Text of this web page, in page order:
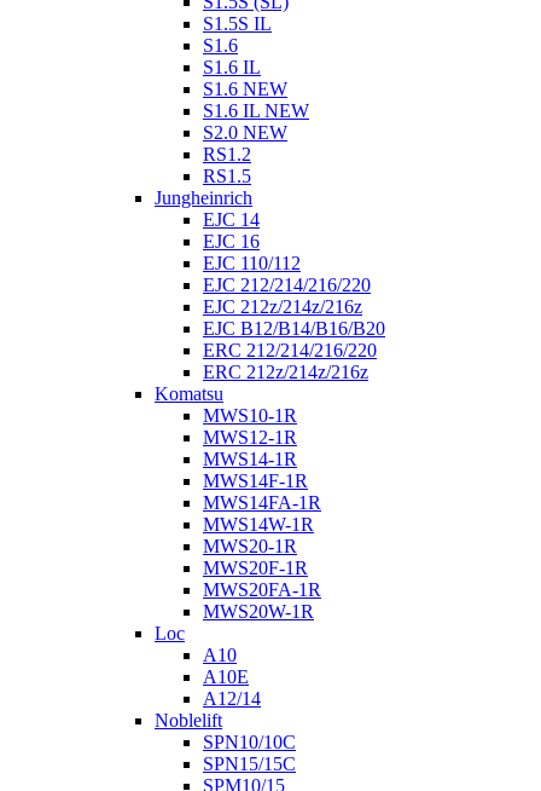
S1.5S IL
S1.6
S1.6 IL
S1.6 NEW
S1.6 IL NEW
S2.0 NEW
RS1.2
RS1.5
Jungheinrich
EJC 14
EJC 16
EJC 110/112
EJC 212/214/216/220
EJC 212z/214z/216z
EJC B12/B14/B16/B20
ERC 212/214/216/220
ERC 212z/214z/216z
Komatsu
MWS10-1R
MWS12-1R
MWS14-1R
MWS14F-1R
MWS14FA-1R
MWS14W-1R
MWS20-1R
MWS20F-1R
MWS20FA-1R
MWS20W-1R
Loc
A10
A10E
A12/14
Noblelift
SPN10/10C
SPN15/15C
SPM10/15